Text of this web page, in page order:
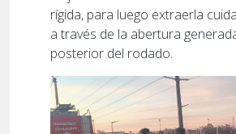
rígida, para luego extraerla
a través de la abertura
posterior del rodado.